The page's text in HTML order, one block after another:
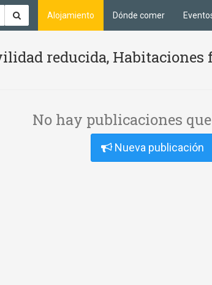
Alojamiento Dónde comer
reducida,
No hay publicaciones
Nueva publicación